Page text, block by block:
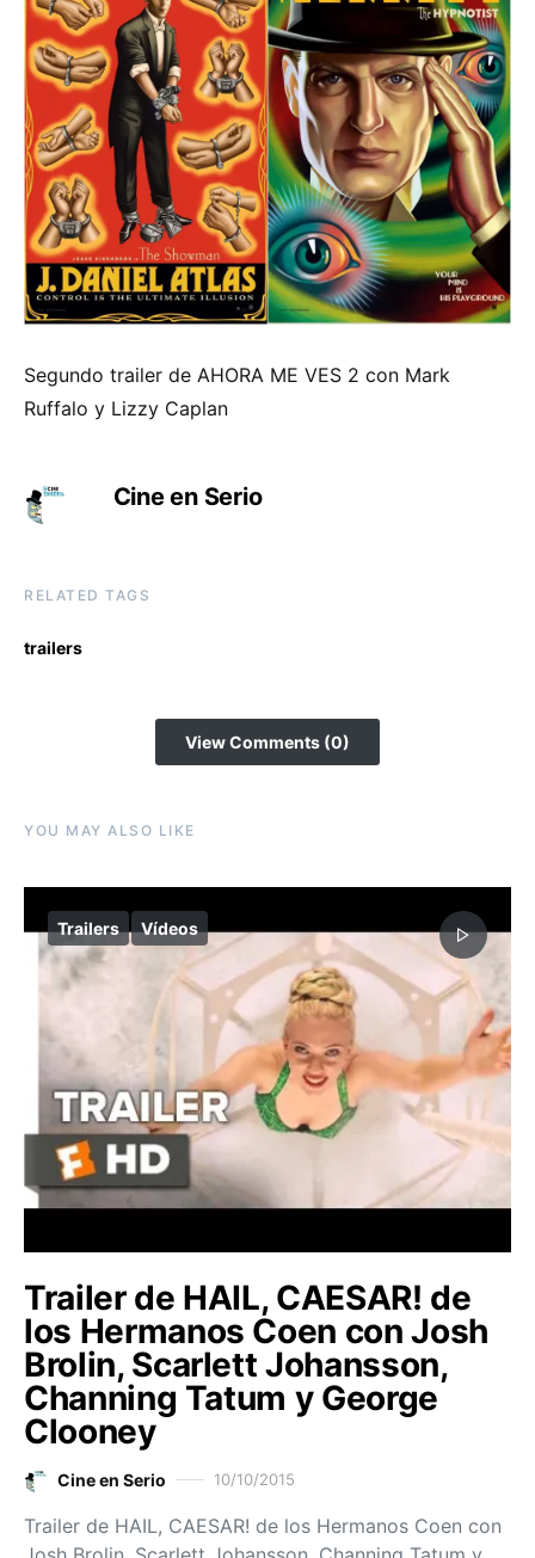
Segundo trailer de AHORA ME VES 2 con Mark
Ruffalo y Lizzy Caplan
Cine en Serio
RELATED TAGS
trailers
View Comments (0)
YOU MAY ALSO LIKE
Trailers Vídeos
Trailer de HAIL, CAESAR! de
los Hermanos Coen con Josh
Brolin, Scarlett Johansson,
Channing Tatum y George
Clooney
Cine en Serio 10/10/2015
Trailer de HAIL, CAESAR! de los Hermanos Coen con